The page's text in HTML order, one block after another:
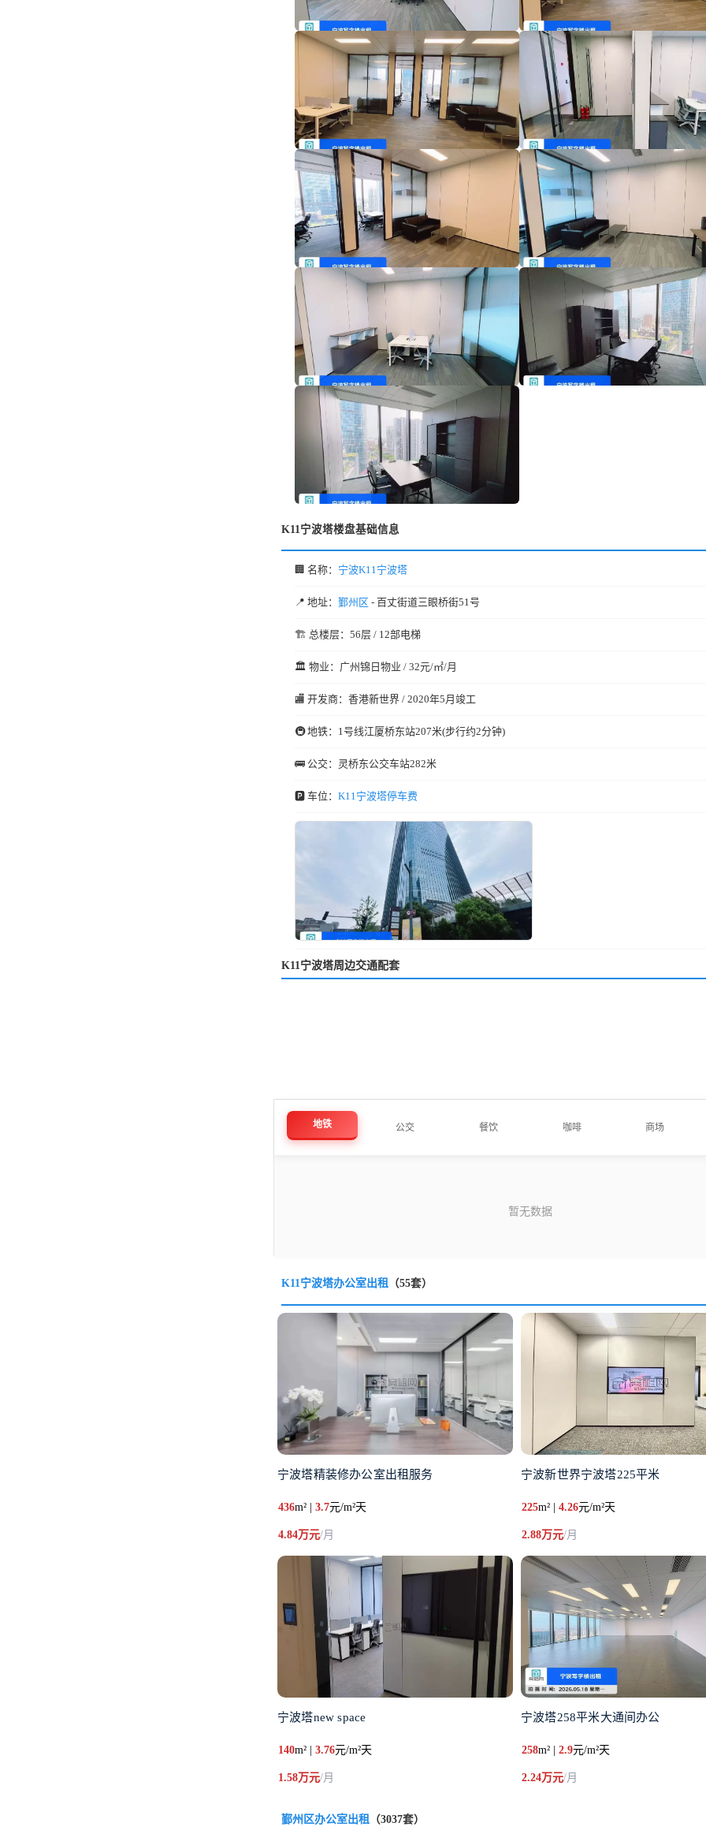
K11宁波塔楼盘基础信息
🏢 名称： 宁波K11宁波塔
📍 地址： 鄞州区 - 百丈街道三眼桥街51号
🏗️ 总楼层：56层 / 12部电梯
🏛️ 物业：广州锦日物业 / 32元/㎡/月
🏬 开发商：香港新世界 / 2020年5月竣工
🚇 地铁：1号线江厦桥东站207米(步行约2分钟)
🚌 公交：灵桥东公交车站282米
🅿️ 车位： K11宁波塔停车费
K11宁波塔周边交通配套
地铁 公交 餐饮 咖啡 商场
K11宁波塔办公室出租 （55套）
宁波塔精装修办公室出租服务
436m² | 3.7元/m²天
4.84万元/月
宁波新世界宁波塔225平米
225m² | 4.26元/m²天
2.88万元/月
宁波塔new space
140m² | 3.76元/m²天
1.58万元/月
宁波塔258平米大通间办公
258m² | 2.9元/m²天
2.24万元/月
鄞州区办公室出租 （3037套）